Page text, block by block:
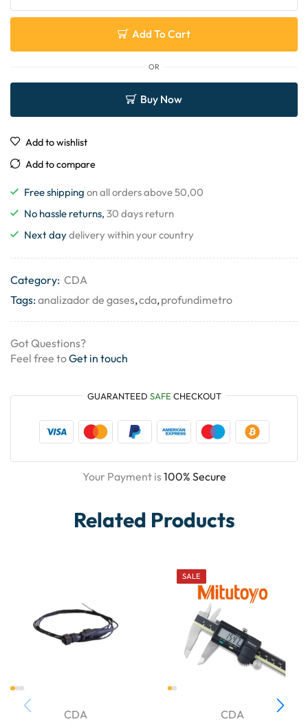
Add To Cart
OR
Buy Now
Add to wishlist
Add to compare
Free shipping on all orders above 50,00
No hassle returns, 30 days return
Next daydelivery within your country
Category: CDA
Tags:analizador de gases,cda,profundimetro
Got Questions?
Feel free toGet in touch
GUARANTEED SAFE CHECKOUT
Your Payment is100% Secure
Related Products
CDA
SALE
CDA